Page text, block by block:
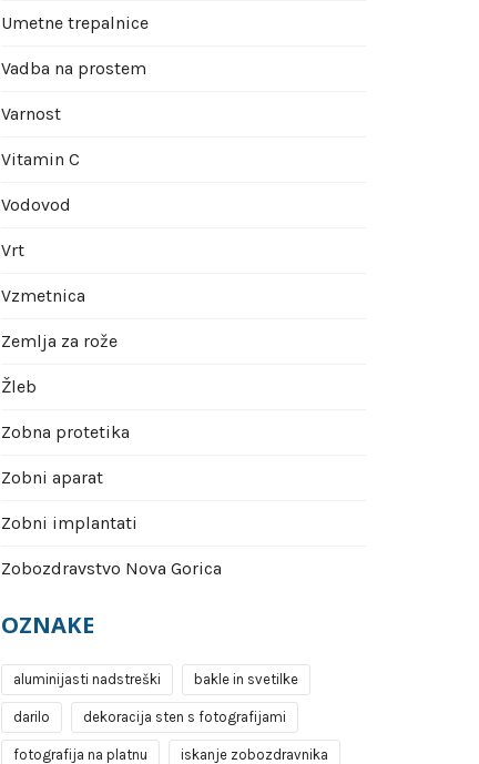
Umetne trepalnice
Vadba na prostem
Varnost
Vitamin C
Vodovod
Vrt
Vzmetnica
Zemlja za rože
Žleb
Zobna protetika
Zobni aparat
Zobni implantati
Zobozdravstvo Nova Gorica
OZNAKE
aluminijasti nadstreški bakle in svetilke
darilo dekoracija sten s fotografijami
fotografija na platnu iskanje zobozdravnika